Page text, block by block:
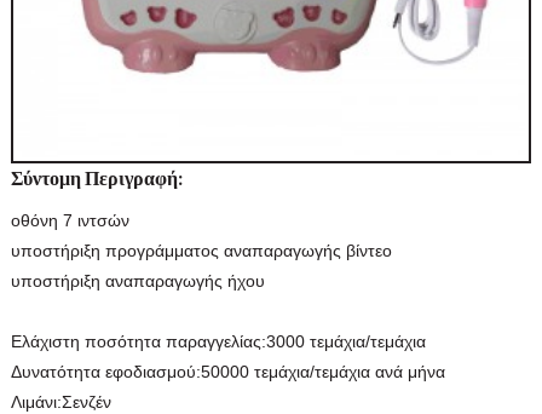
Σύντομη Περιγραφή:
οθόνη 7 ιντσών
υποστήριξη προγράμματος αναπαραγωγής βίντεο
υποστήριξη αναπαραγωγής ήχου
Ελάχιστη ποσότητα παραγγελίας:3000 τεμάχια/τεμάχια
Δυνατότητα εφοδιασμού:50000 τεμάχια/τεμάχια ανά μήνα
Λιμάνι:Σενζέν